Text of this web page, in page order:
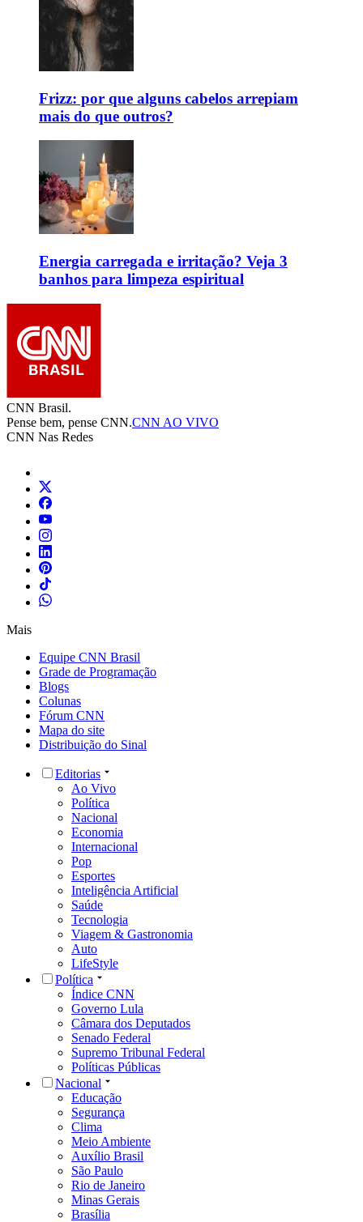
Frizz: por que alguns cabelos arrepiam
mais do que outros?
Energia carregada e irritação? Veja 3
banhos para limpeza espiritual
CNN Brasil.
Pense bem, pense CNN.CNN AO VIVO
CNN Nas Redes
Mais
Equipe CNN Brasil
Grade de Programação
Blogs
Colunas
Fórum CNN
Mapa do site
Distribuição do Sinal
Editorias
Ao Vivo
Política
Nacional
Economia
Internacional
Pop
Esportes
Inteligência Artificial
Saúde
Tecnologia
Viagem & Gastronomia
Auto
LifeStyle
Política
Índice CNN
Governo Lula
Câmara dos Deputados
Senado Federal
Supremo Tribunal Federal
Políticas Públicas
Nacional
Educação
Segurança
Clima
Meio Ambiente
Auxílio Brasil
São Paulo
Rio de Janeiro
Minas Gerais
Brasília